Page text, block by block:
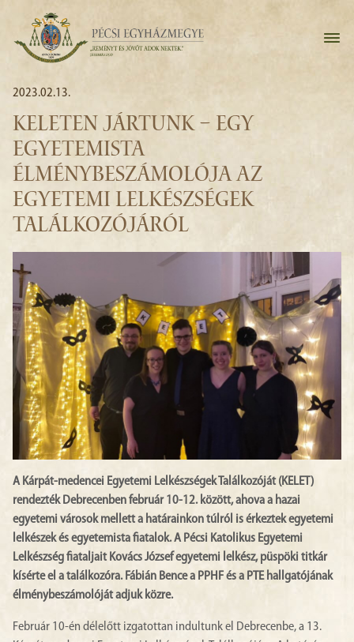
2023.02.13.
KELETEN JÁRTUNK – EGY
EGYETEMISTA
ÉLMÉNYBESZÁMOLÓJA AZ
EGYETEMI LELKÉSZSÉGEK
TALÁLKOZÓJÁRÓL
A Kárpát-medencei Egyetemi Lelkészségek Találkozóját (KELET)
rendezték Debrecenben február 10-12. között, ahova a hazai
egyetemi városok mellett a határainkon túlról is érkeztek egyetemi
lelkészek és egyetemista fiatalok. A Pécsi Katolikus Egyetemi
Lelkészség fiataljait Kovács József egyetemi lelkész, püspöki titkár
kísérte el a találkozóra. Fábián Bence a PPHF és a PTE hallgatójának
élménybeszámolóját adjuk közre.
Február 10-én délelőtt izgatottan indultunk el Debrecenbe, a 13.